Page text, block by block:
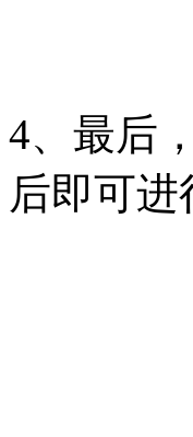
4、最后
后即可